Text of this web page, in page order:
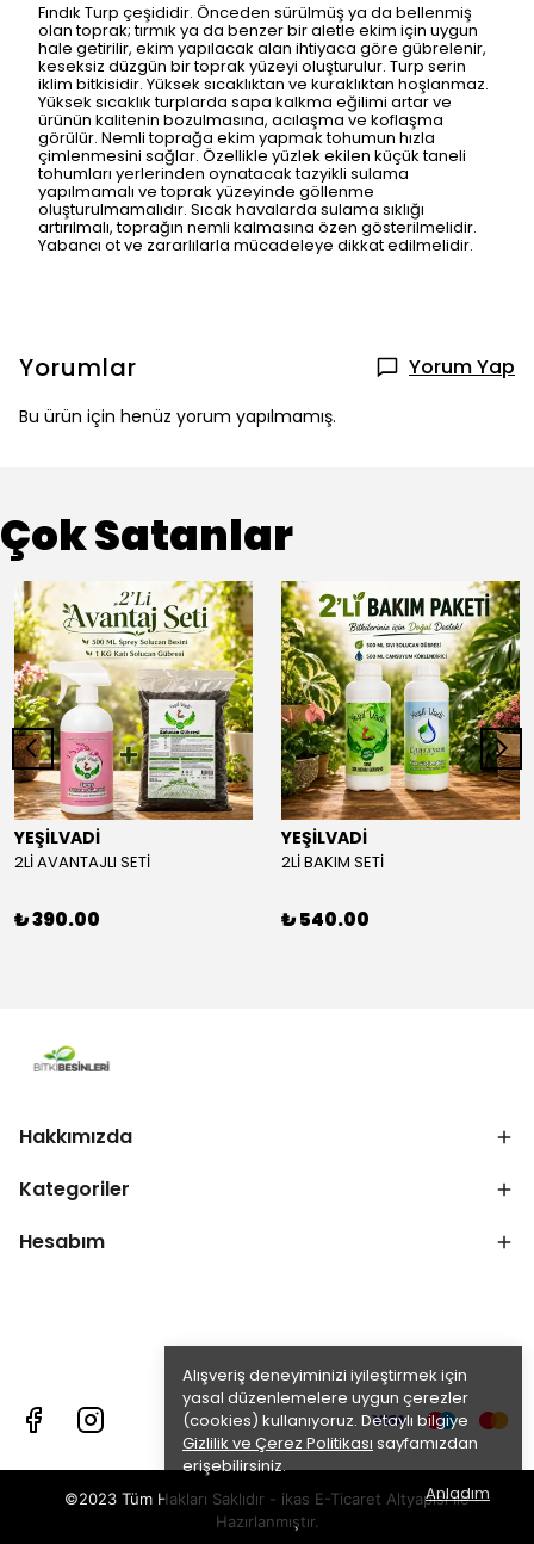
Alışveriş deneyiminizi iyileştirmek için
yasal düzenlemelere uygun çerezler
(cookies) kullanıyoruz. Detaylı bilgiye
Gizlilik ve Çerez Politikası sayfamızdan
erişebilirsiniz.
Anladım
Fındık Turp çeşididir. Önceden sürülmüş ya da bellenmiş
olan toprak; tırmık ya da benzer bir aletle ekim için uygun
hale getirilir, ekim yapılacak alan ihtiyaca göre gübrelenir,
keseksiz düzgün bir toprak yüzeyi oluşturulur. Turp serin
iklim bitkisidir. Yüksek sıcaklıktan ve kuraklıktan hoşlanmaz.
Yüksek sıcaklık turplarda sapa kalkma eğilimi artar ve
ürünün kalitenin bozulmasına, acılaşma ve koflaşma
görülür. Nemli toprağa ekim yapmak tohumun hızla
çimlenmesini sağlar. Özellikle yüzlek ekilen küçük taneli
tohumları yerlerinden oynatacak tazyikli sulama
yapılmamalı ve toprak yüzeyinde göllenme
oluşturulmamalıdır. Sıcak havalarda sulama sıklığı
artırılmalı, toprağın nemli kalmasına özen gösterilmelidir.
Yabancı ot ve zararlılarla mücadeleye dikkat edilmelidir.
Yorumlar Yorum Yap
Bu ürün için henüz yorum yapılmamış.
Çok Satanlar
YEŞİLVADİ
2Lİ AVANTAJLI SETİ
₺ 390.00
YEŞİLVADİ
2Lİ BAKIM SETİ
₺ 540.00
Hakkımızda
Kategoriler
Hesabım
©2023 Tüm Hakları Saklıdır - ikas E-Ticaret Altyapısı ile
Hazırlanmıştır.